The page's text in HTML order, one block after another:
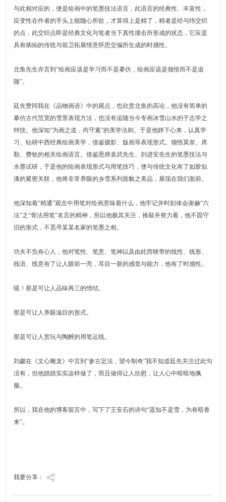
与此相对应的，便是绘画中的笔墨技法语言，此语言的经典性、丰富性，
应变性在作者的手头上能随心所欲，才算得上是精了，精者是经与纬交织
的点，此交织点即是经典文化与笔者当下真性撞击所形成的状态，它应是
具有炳灿的传统与前卫拓展情意怀思交编所生成的时感性。
北鱼先生亦言到“绘画应该是学习而不是摹仿，绘画应该是领悟而不是追
随”。
廷先赞同我在《品物画语》中的观点，也欣赏北鱼的高论，他没有简单的
摹仿古代范宽的雪景表现方法，也没有追随当今专画冰雪山水的于志学之
特技。他深知“为画之道，尚守素”的美学法则。于是他静下心来，认真学
习、钻研中西经典绘画美学，借鉴摄影、版画等表现形式。领悟莫奈、席
勒、费钦的相关绘画语言。借鉴恩师袁武先生、刘进安先生的笔墨技法与
水墨试研，于是他的绘画表现形式与用笔技巧，便与传统文化有了如胶似
漆的紧密关联，他将非常养眼的乡雪系列面貌之美品，展现在我们面前。
他深知着“精通”观念中用笔对绘画意味着什么，他牢记并时刻体会谢赫“六
法”之“骨法用笔”名言的精神，所以他极其关注，推敲并努力着，他不固守
旧的形式，不觅寻某某名家的笔墨之相。
功夫不负有心人，他对笔性、笔意、笔神以及由此而映带的线性、线形、
线语、线意有了让人眼前一亮，耳目一新的感觉与能力，他有了时感性。
噫！那是可让人品味再三的情结。
那是可让人养眼滋目的形式。
那是可让人赏玩与陶醉的用笔运线。
刘勰在《文心雕龙》中言到“参古定法，望今制奇”我不知道廷先关注过此句
没有，但他踏踏实实这样做了，而且做得让人欣慰，让人心中暗暗地佩
服。
所以，我在他的博客留言中，写下了王安石的诗句“遥知不是雪，为有暗香
来”。
我要分享：